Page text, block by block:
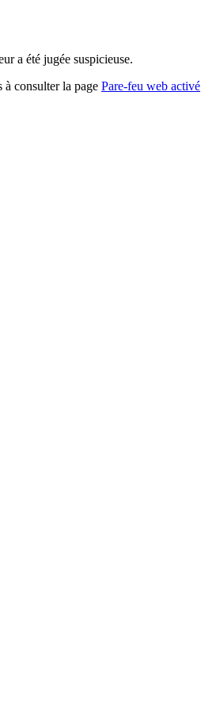
a été jugée suspicieuse.
à consulter la page Pare-feu web activé